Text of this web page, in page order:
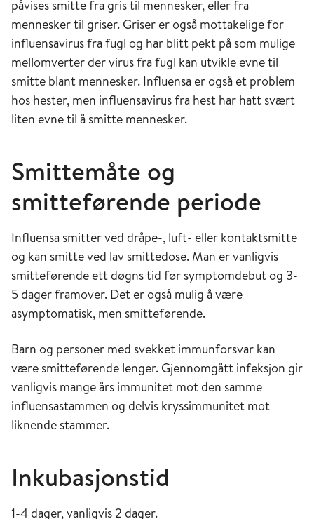
påvises smitte fra gris til mennesker, eller fra
mennesker til griser. Griser er også mottakelige for
influensavirus fra fugl og har blitt pekt på som mulige
mellomverter der virus fra fugl kan utvikle evne til
smitte blant mennesker. Influensa er også et problem
hos hester, men influensavirus fra hest har hatt svært
liten evne til å smitte mennesker.
Smittemåte og
smitteførende periode
Influensa smitter ved dråpe-, luft- eller kontaktsmitte
og kan smitte ved lav smittedose. Man er vanligvis
smitteførende ett døgns tid før symptomdebut og 3-
5 dager framover. Det er også mulig å være
asymptomatisk, men smitteførende.
Barn og personer med svekket immunforsvar kan
være smitteførende lenger. Gjennomgått infeksjon gir
vanligvis mange års immunitet mot den samme
influensastammen og delvis kryssimmunitet mot
liknende stammer.
Inkubasjonstid
1-4 dager, vanligvis 2 dager.